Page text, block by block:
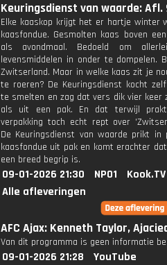
Keuringsdienst van waarde: Afl.
Elke kaaskop krijgt het er hartje winter
kaasfondue. Gesmolten kaas boven
als avondmaal. Bedoeld om
levensmiddelen in onder te dompelen.
Zwitserland. Maar in welke kaas zit je
te roeren? De Keuringsdienst kocht
te smelten en zag dat vers dik vier keer
als uit een pak. En dat terwijl
verpakking toch echt rept over
De Keuringsdienst van waarde prikt in
kaasfondue uit pak en komt erachter
een breed begrip is.
09-01-2026 21:30 NPO1
Kook.TV
Alle afleveringen
AFC Ajax: Kenneth Taylor,
Van dit programma is geen informatie
09-01-2026 21:28
YouTube